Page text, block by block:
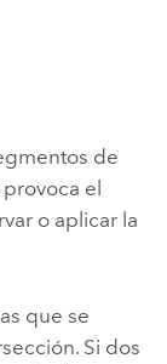
de
el
o aplicar la
que se
Si dos